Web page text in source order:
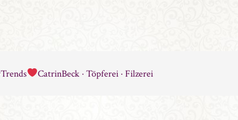
CatrinBeck · Töpferei · Filzerei